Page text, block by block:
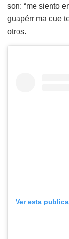
son: “me siento
guapérrima que
otros.
Ver esta